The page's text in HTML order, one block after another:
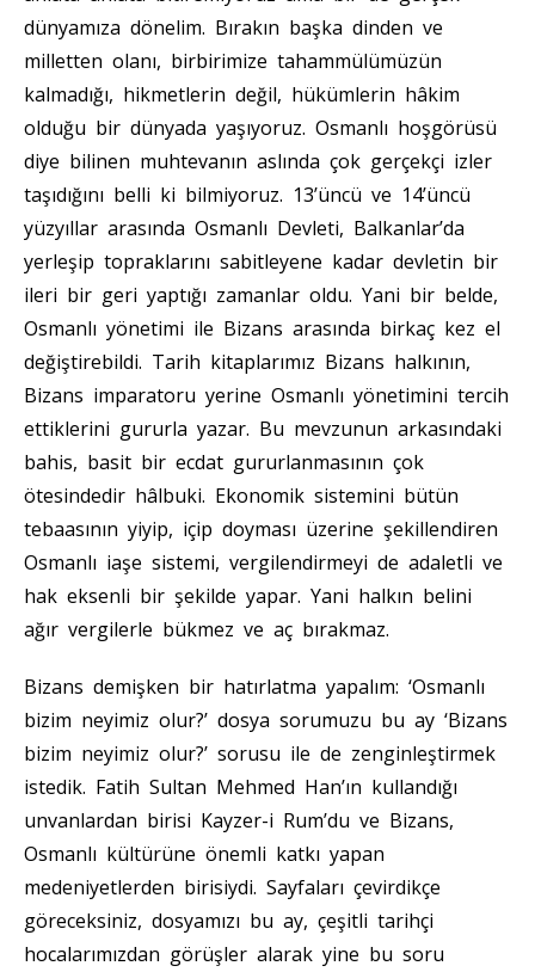
dünyamıza dönelim. Bırakın başka dinden ve
milletten olanı, birbirimize tahammülümüzün
kalmadığı, hikmetlerin değil, hükümlerin hâkim
olduğu bir dünyada yaşıyoruz. Osmanlı hoşgörüsü
diye bilinen muhtevanın aslında çok gerçekçi izler
taşıdığını belli ki bilmiyoruz. 13’üncü ve 14’üncü
yüzyıllar arasında Osmanlı Devleti, Balkanlar’da
yerleşip topraklarını sabitleyene kadar devletin bir
ileri bir geri yaptığı zamanlar oldu. Yani bir belde,
Osmanlı yönetimi ile Bizans arasında birkaç kez el
değiştirebildi. Tarih kitaplarımız Bizans halkının,
Bizans imparatoru yerine Osmanlı yönetimini tercih
ettiklerini gururla yazar. Bu mevzunun arkasındaki
bahis, basit bir ecdat gururlanmasının çok
ötesindedir hâlbuki. Ekonomik sistemini bütün
tebaasının yiyip, içip doyması üzerine şekillendiren
Osmanlı iaşe sistemi, vergilendirmeyi de adaletli ve
hak eksenli bir şekilde yapar. Yani halkın belini
ağır vergilerle bükmez ve aç bırakmaz.
Bizans demişken bir hatırlatma yapalım: ‘Osmanlı
bizim neyimiz olur?’ dosya sorumuzu bu ay ‘Bizans
bizim neyimiz olur?’ sorusu ile de zenginleştirmek
istedik. Fatih Sultan Mehmed Han’ın kullandığı
unvanlardan birisi Kayzer-i Rum’du ve Bizans,
Osmanlı kültürüne önemli katkı yapan
medeniyetlerden birisiydi. Sayfaları çevirdikçe
göreceksiniz, dosyamızı bu ay, çeşitli tarihçi
hocalarımızdan görüşler alarak yine bu soru